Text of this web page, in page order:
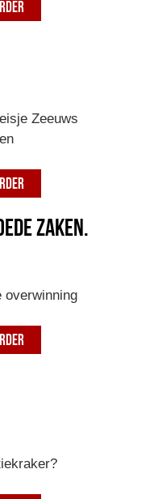
Zeeuws
zaken.
overwinning